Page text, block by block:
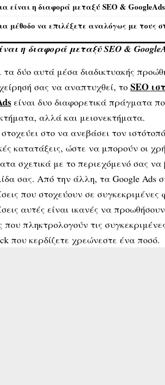
είναι η διαφορά μεταξύ SEO & GoogleAds
μέθοδο να επιλέξετε αναλόγως με τους
η διαφορά μεταξύSEO& Google
τα δύο αυτά μέσα διαδικτυακής
σας να αναπτυχθεί, το SEO
είναι δυο διαφορετικά πράγματα
αλλά και μειονεκτήματα.
στο να ανεβάσει τον
κατατάξεις, ώστε να μπορούν οι
σχετικά με το περιεχόμενό σας να
σας. Από την άλλη, τα Google Ads
που στοχεύουν σε συγκεκριμένες
αυτές είναι ικανές να
που πληκτρολογούν τις
που κερδίζετε χρεώνεστε ένα ποσό.